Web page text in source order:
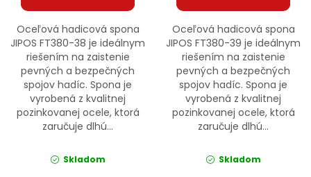
Oceľová hadicová spona
JIPOS FT380-38 je ideálnym
riešením na zaistenie
pevných a bezpečných
spojov hadíc. Spona je
vyrobená z kvalitnej
pozinkovanej ocele, ktorá
zaručuje dlhú...
Skladom
Oceľová hadicová spona
JIPOS FT380-39 je ideálnym
riešením na zaistenie
pevných a bezpečných
spojov hadíc. Spona je
vyrobená z kvalitnej
pozinkovanej ocele, ktorá
zaručuje dlhú...
Skladom